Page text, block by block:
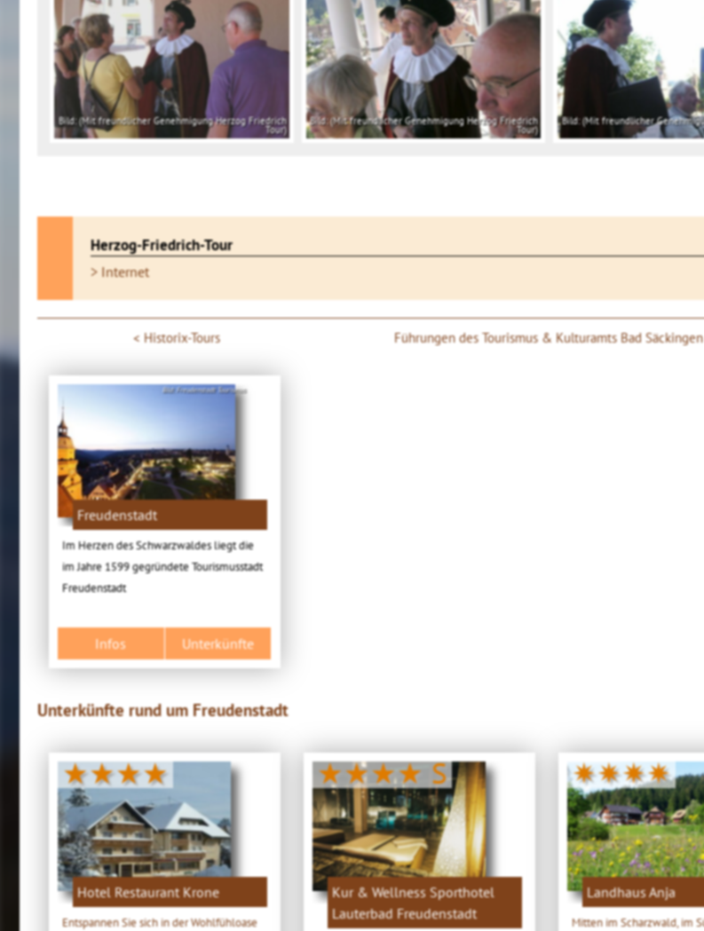
Bild: (Mit freundlicher Genehmigung Herzog Friedrich
Tour)
Bild: (Mit freundlicher Genehmigung Herzog Friedrich
Tour)
Bild: (Mit freundlicher
Herzog-Friedrich-Tour
> Internet
Historix-Tours Führungen des Tourismus & Kulturamts Bad Säckingen
Bild: Freudenstadt Tourismus
Freudenstadt
Im Herzen des Schwarzwaldes liegt die
im Jahre 1599 gegründete Tourismusstadt
Freudenstadt
Infos Unterkünfte
Unterkünfte rund um Freudenstadt
★★★★
Hotel Restaurant Krone
Entspannen Sie sich in der Wohlfühloase
★★★★ S
Kur & Wellness Sporthotel
Lauterbad Freudenstadt
✷✷✷✷
Landhaus Anja
Mitten im Scharzwald, im